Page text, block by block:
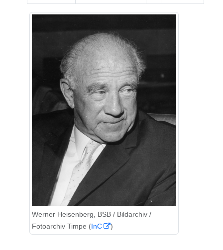
Werner Heisenberg, BSB / Bildarchiv /
Fotoarchiv Timpe (InC )